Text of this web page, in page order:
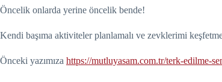
Öncelik onlarda yerine öncelik bende!
Kendi başıma aktiviteler planlamalı ve zevklerimi
Önceki yazımıza https://mutluyasam.com.tr/terk-edilme-